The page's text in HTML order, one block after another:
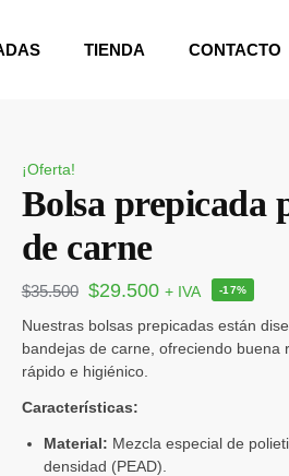
TIENDA CONTACTO
¡Oferta!
Bolsa prepicada
de carne
$35.500 $29.500 + IVA -17%
Nuestras bolsas prepicadas están
bandejas de carne, ofreciendo
rápido e higiénico.
Características:
Material: Mezcla especial de
densidad (PEAD).